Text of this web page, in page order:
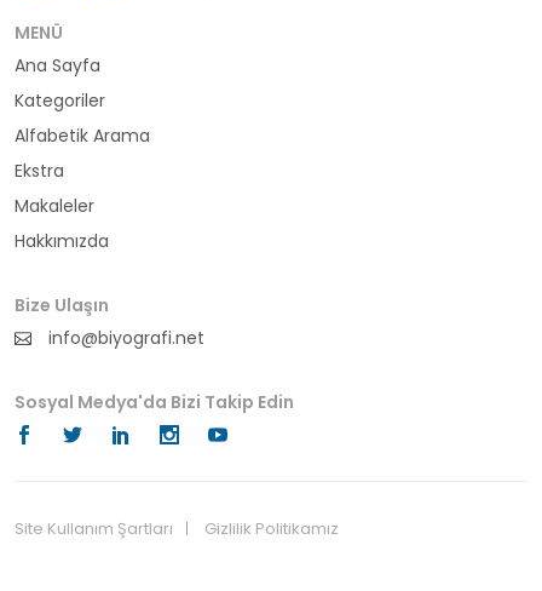
bürokrat
büyükelçi
cumhurbaşkanı
din adamı
doktor
fotoğrafçı
futbol
MENÜ
Ana Sayfa
Kategoriler
Alfabetik Arama
Ekstra
Makaleler
Hakkımızda
Bize Ulaşın
info@biyografi.net
Sosyal Medya'da Bizi Takip Edin
Site Kullanım Şartları
Gizlilik Politikamız